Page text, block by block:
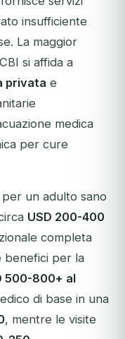
insufficiente
La maggior
si affida a
privata e
medica
per cure
un adulto sano
USD 200-400
completa
benefici per la
500-800+ al
di base in una
, mentre le visite